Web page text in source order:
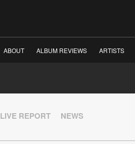
ABOUT ALBUM REVIEWS ARTISTS
LIVE REPORT NEWS